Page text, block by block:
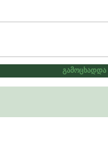
გამოცხადდა